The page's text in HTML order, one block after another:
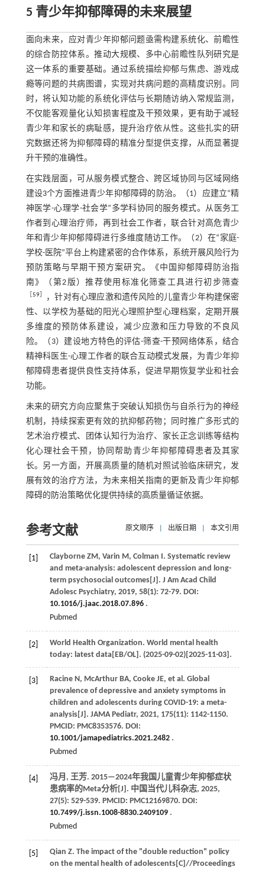
5 青少年抑郁障碍的未来展望
面向未来，应对青少年抑郁问题亟需构建系统化、前瞻性
的综合防控体系。推动大规模、多中心前瞻性队列研究是
这一体系的重要基础。通过系统描绘抑郁与焦虑、游戏成
瘾等问题的共病图谱，实现对共病问题的高精度识别。同
时，将认知功能的系统化评估与长期随访纳入常规监测，
不仅能客观量化认知损害程度及干预效果，更有助于减轻
青少年和家长的病耻感，提升治疗依从性。这些扎实的研
究数据还将为抑郁障碍的精准分型提供支撑，从而显著提
升干预的准确性。
在实践层面，可从服务模式整合、跨区域协同与区域网络
建设3个方面推进青少年抑郁障碍的防治。（1）应建立“精
神医学-心理学-社会学”多学科协同的服务模式。从医务工
作者到心理治疗师，再到社会工作者，联合针对高危青少
年和青少年抑郁障碍进行多维度随访工作。（2）在“家庭-
学校-医院”平台上构建紧密的合作体系，系统开展风险行为
预防策略与早期干预方案研究。《中国抑郁障碍防治指
南》（第2版）推荐使用标准化筛查工具进行初步筛查
59］
，针对有心理应激和遗传风险的儿童青少年构建保密
性、以学校为基础的阳光心理照护型心理档案，定期开展
多维度的预防体系建设，减少应激和压力导致的不良风
险。（3）建设地方特色的评估-筛查-干预网络体系，结合
精神科医生-心理工作者的联合互动模式发展，为青少年抑
郁障碍患者提供良性支持体系，促进早期恢复学业和社会
功能。
未来的研究方向应聚焦于突破认知损伤与自杀行为的神经
机制，持续探索更有效的抗抑郁药物；同时推广多形式的
艺术治疗模式、团体认知行为治疗、家长正念训练等结构
化心理社会干预，协同帮助青少年抑郁障碍患者及其家
长。另一方面，开展高质量的随机对照试验临床研究，发
展有效的治疗方法，为未来相关指南的更新及青少年抑郁
障碍的防治策略优化提供持续的高质量循证依据。
参考文献 原文顺序 出版日期 本文引用
[1] Clayborne ZM , Varin M , Colman . Systematic review
and meta-analysis: adolescent depression and long-
term psychosocial outcomes[J]. J Am Acad Child
Adolesc Psychiatry, 2019, 58(1): 72-79. DOI:
10.1016/j.jaac.2018.07.896.
Pubmed
[2]
World Health Organization. World mental health
today: latest data[EB/OL]. (2025-09-02)[2025-11-03].
[3] Racine N , McArthur BA, Cooke JE, et al . Global
prevalence of depressive and anxiety symptoms in
children and adolescents during COVID-19: a meta-
analysis[J]. JAMA Pediatr, 2021, 175(11): 1142-1150.
PMCID: PMC8353576. DOI:
10.1001/jamapediatrics.2021.2482.
Pubmed
[4]
冯月, 王芳. 2015—2024年我国儿童青少年抑郁症状
患病率的Meta分析[J]. 中国当代儿科杂志, 2025,
27(5): 529-539. PMCID: PMC12169870. DOI:
10.7499/j.issn.1008-8830.2409109.
Pubmed
[5] Qian Z. The impact of the "double reduction" policy
on the mental health of adolescents[C]//Proceedings